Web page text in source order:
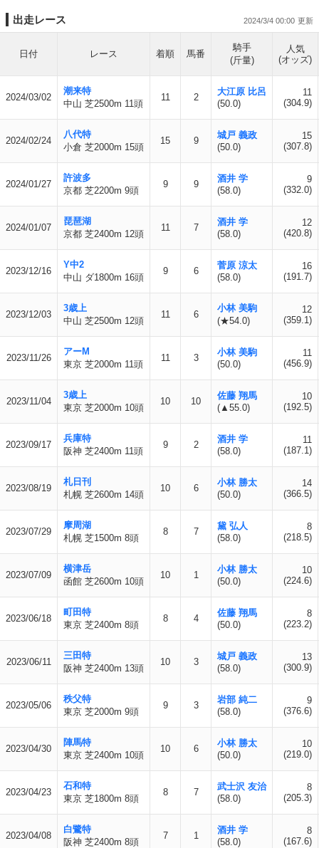
出走レース 2024/3/4 00:00
日付 レース 着順 馬番
騎手
(斤量)
人気
(オッズ)
2024/03/02
潮来特
中山 芝2500m 11頭
11 2
大江原 比呂
(50.0)
11
(304.9)
2024/02/24
八代特
小倉 芝2000m 15頭
15 9
城戸 義政
(50.0)
15
(307.8)
2024/01/27
許波多
京都 芝2200m 9頭
9 9
酒井 学
(58.0)
9
(332.0)
2024/01/07
琵琶湖
京都 芝2400m 12頭
11 7
酒井 学
(58.0)
12
(420.8)
2023/12/16
Y中2
中山 ダ1800m 16頭
9 6
菅原 涼太
(58.0)
16
(191.7)
2023/12/03
3歳上
中山 芝2500m 12頭
11 6
小林 美駒
(★54.0)
12
(359.1)
2023/11/26
アーM
東京 芝2000m 11頭
11 3
小林 美駒
(50.0)
11
(456.9)
2023/11/04
3歳上
東京 芝2000m 10頭
10 10
佐藤 翔馬
(▲55.0)
10
(192.5)
2023/09/17
兵庫特
阪神 芝2400m 11頭
9 2
酒井 学
(58.0)
11
(187.1)
2023/08/19
札日刊
札幌 芝2600m 14頭
10 6
小林 勝太
(50.0)
14
(366.5)
2023/07/29
摩周湖
札幌 芝1500m 8頭
8 7
黛 弘人
(58.0)
8
(218.5)
2023/07/09
横津岳
函館 芝2600m 10頭
10 1
小林 勝太
(50.0)
10
(224.6)
2023/06/18
町田特
東京 芝2400m 8頭
8 4
佐藤 翔馬
(50.0)
8
(223.2)
2023/06/11
三田特
阪神 芝2400m 13頭
10 3
城戸 義政
(58.0)
13
(300.9)
2023/05/06
秩父特
東京 芝2000m 9頭
9 3
岩部 純二
(58.0)
9
(376.6)
2023/04/30
陣馬特
東京 芝2400m 10頭
10 6
小林 勝太
(50.0)
10
(219.0)
2023/04/23
石和特
東京 芝1800m 8頭
8 7
武士沢 友治
(58.0)
8
(205.3)
2023/04/08
白鷺特
阪神 芝2400m 8頭
7 1
酒井 学
(58.0)
8
(167.6)